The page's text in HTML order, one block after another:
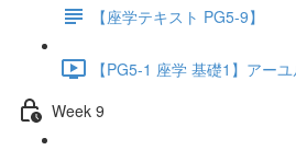
【座学テキスト PG5-9】
【PG5-1 座学 基礎1】アー
Week 9